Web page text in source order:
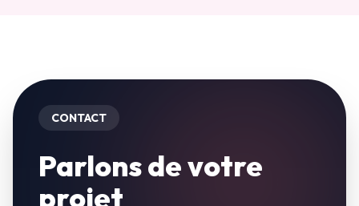
CONTACT
Parlons de votre
projet